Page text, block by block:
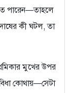
পারেন—তাহলে
কী ঘটল, তা
মুখের উপর
কোথায়—সেটা